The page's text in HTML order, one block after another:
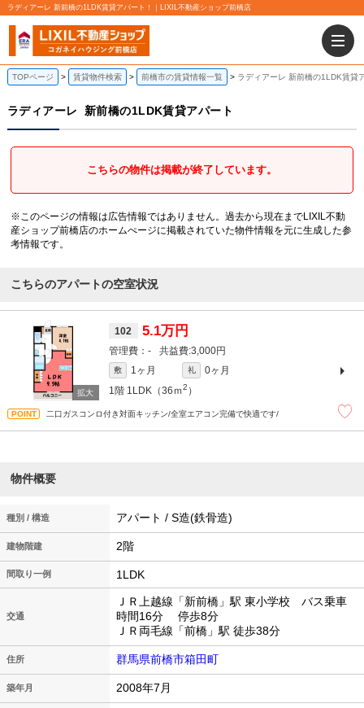
ラディアーレ 新前橋の1LDK賃貸アパート！｜LIXIL不動産ショップ前橋店
TOPページ 賃貸物件検索 前橋市の賃貸情報一覧 ラディアーレ 新前橋の1LDK賃貸
ラディアーレ 新前橋の1LDK賃貸アパート
こちらの物件は掲載が終了しています。
※このページの情報は広告情報ではありません。過去から現在までLIXIL不動
産ショップ前橋店のホームぺージに掲載されていた物件情報を元に生成した参
考情報です。
こちらのアパートの空室状況
102 5.1万円
- 3,000円
敷 1ヶ月 礼
0ヶ月
1階 1LDK（36ｍ2 ）
二口ガスコンロ付き対面キッチン/全室エアコン完備で快適です/
物件概要
種別 / 構造 アパート / S造(鉄骨造)
建物階建 2階
間取り一例 1LDK
交通
ＪＲ上越線「新前橋」駅 東小学校 バス乗車
時間16分 停歩8分
ＪＲ両毛線「前橋」駅 徒歩38分
住所 群馬県前橋市箱田町
築年月 2008年7月